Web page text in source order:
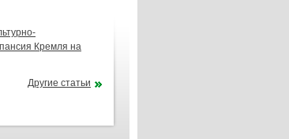
Кремля на
Другие статьи